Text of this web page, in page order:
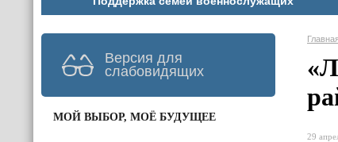
Версия для
слабовидящих
МОЙ ВЫБОР, МОЁ БУДУЩЕЕ
Главная
29